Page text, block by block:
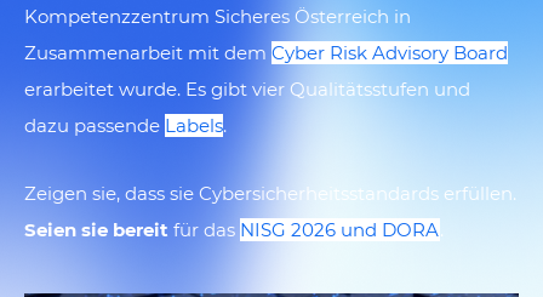
Kompetenzzentrum Sicheres Österreich in
Zusammenarbeit mit dem Cyber Risk Advisory Board
erarbeitet wurde. Es gibt vier Qualitätsstufen und
dazu passende Labels.
Zeigen sie, dass sie Cybersicherheitsstandards erfüllen.
Seien sie bereit für das NISG 2026 und DORA.